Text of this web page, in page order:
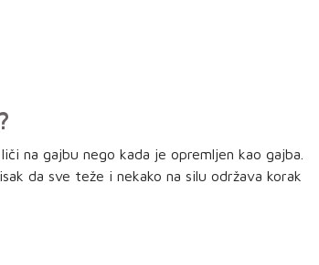
na gajbu nego kada je opremljen kao gajba.
da sve teže i nekako na silu održava korak